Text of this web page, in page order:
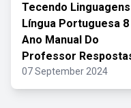
Tecendo Linguagens
Língua Portuguesa 8
Ano Manual Do
Professor
07 September 2024